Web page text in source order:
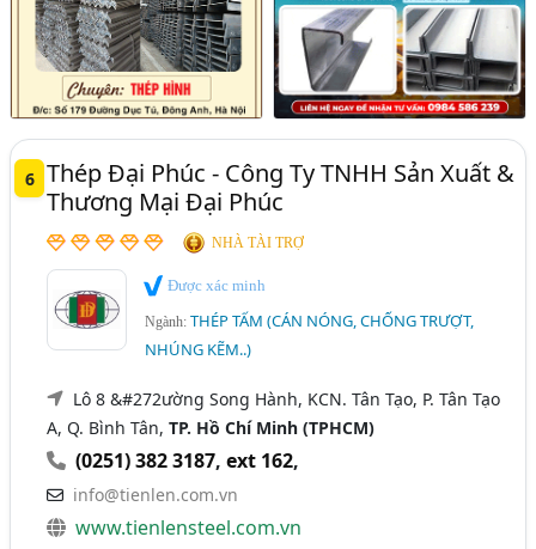
6 Thép Đại Phúc - Công Ty TNHH Sản Xuất &
Thương Mại Đại Phúc
NHÀ TÀI TRỢ
Được xác minh
Ngành:THÉP TẤM (CÁN NÓNG, CHỐNG TRƯỢT,
NHÚNG KẼM..)
Lô 8 &#272ường Song Hành, KCN. Tân Tạo, P. Tân Tạo
A, Q. Bình Tân,TP. Hồ Chí Minh (TPHCM)
(0251) 382 3187,ext 162,
info@tienlen.com.vn
www.tienlensteel.com.vn